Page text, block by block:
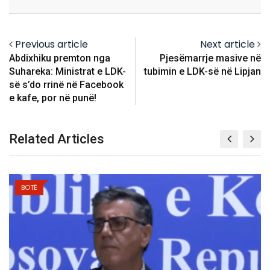
Previous article
Abdixhiku premton nga
Suhareka: Ministrat e LDK-
së s’do rrinë në Facebook
e kafe, por në punë!
Next article
Pjesëmarrje masive në
tubimin e LDK-së në Lipjan
Related Articles
BOTË